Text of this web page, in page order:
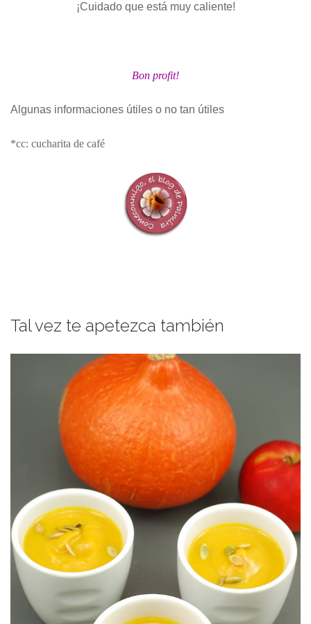
¡Cuidado que está muy caliente!
Bon profit!
Algunas informaciones útiles o no tan útiles
*cc: cucharita de café
Tal vez te apetezca también
CREMA DE CALABAZA POTIMARRON
ASADA & MANZANA
Una rica crema de verduras donde la calabaza se asa primero antes
de cocinarse con salvia y manzana con el método tradicional. Sabor
intenso y reconfortante asegudrados.